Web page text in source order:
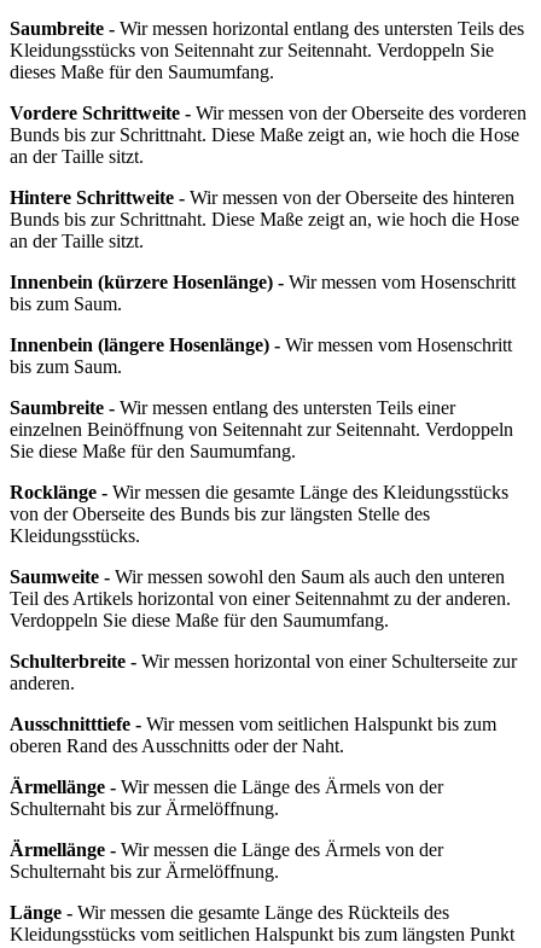
Saumbreite - Wir messen horizontal entlang des untersten Teils des
Kleidungsstücks von Seitennaht zur Seitennaht. Verdoppeln Sie
dieses Maße für den Saumumfang.
Vordere Schrittweite - Wir messen von der Oberseite des vorderen
Bunds bis zur Schrittnaht. Diese Maße zeigt an, wie hoch die Hose
an der Taille sitzt.
Hintere Schrittweite - Wir messen von der Oberseite des hinteren
Bunds bis zur Schrittnaht. Diese Maße zeigt an, wie hoch die Hose
an der Taille sitzt.
Innenbein (kürzere Hosenlänge) - Wir messen vom Hosenschritt
bis zum Saum.
Innenbein (längere Hosenlänge) - Wir messen vom Hosenschritt
bis zum Saum.
Saumbreite - Wir messen entlang des untersten Teils einer
einzelnen Beinöffnung von Seitennaht zur Seitennaht. Verdoppeln
Sie diese Maße für den Saumumfang.
Rocklänge - Wir messen die gesamte Länge des Kleidungsstücks
von der Oberseite des Bunds bis zur längsten Stelle des
Kleidungsstücks.
Saumweite - Wir messen sowohl den Saum als auch den unteren
Teil des Artikels horizontal von einer Seitennahmt zu der anderen.
Verdoppeln Sie diese Maße für den Saumumfang.
Schulterbreite - Wir messen horizontal von einer Schulterseite zur
anderen.
Ausschnitttiefe - Wir messen vom seitlichen Halspunkt bis zum
oberen Rand des Ausschnitts oder der Naht.
Ärmellänge - Wir messen die Länge des Ärmels von der
Schulternaht bis zur Ärmelöffnung.
Ärmellänge - Wir messen die Länge des Ärmels von der
Schulternaht bis zur Ärmelöffnung.
Länge - Wir messen die gesamte Länge des Rückteils des
Kleidungsstücks vom seitlichen Halspunkt bis zum längsten Punkt